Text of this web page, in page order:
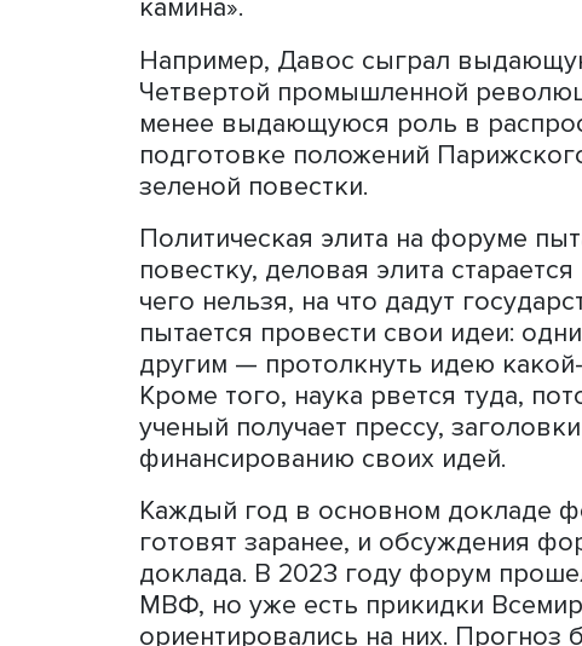
вырабатывает вместе с
может не совпадать с
программах политических
странах.
Роль Давоса не надо
принимаются решения, их
преуменьшать: здесь есть
компаний, ученых и
заключают сделки, речь
понимания ведущих
камина».
Например, Давос сыграл
Четвертой промышленной
менее выдающуюся роль в
подготовке положений
зеленой повестки.